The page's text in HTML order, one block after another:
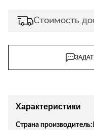
Стоимость
Характеристики
Страна производитель: